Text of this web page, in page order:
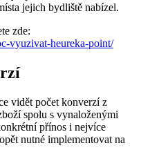
jejich bydliště nabízel.
zde:
vyuzivat-heureka-point/
vidět počet konverzí z
spolu s vynaloženými
přínos i nejvíce
nutné implementovat na